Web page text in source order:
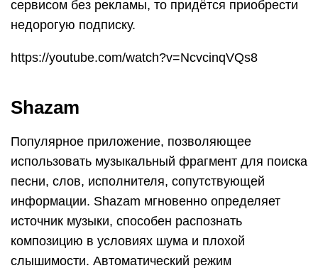
сервисом без рекламы, то придётся приобрести
недорогую подписку.
https://youtube.com/watch?v=NcvcinqVQs8
Shazam
Популярное приложение, позволяющее
использовать музыкальный фрагмент для поиска
песни, слов, исполнителя, сопутствующей
информации. Shazam мгновенно определяет
источник музыки, способен распознать
композицию в условиях шума и плохой
слышимости. Автоматический режим